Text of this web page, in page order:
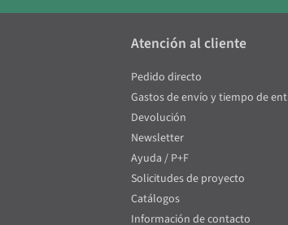
Atención al cliente
Pedido directo
Gastos de envío y tiempo de
Devolución
Newsletter
Ayuda / P+F
Solicitudes de proyecto
Catálogos
Información de contacto